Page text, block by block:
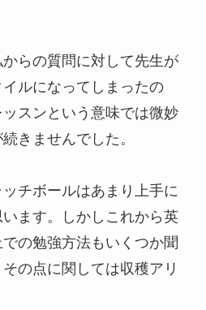
らの質問に対して先生が
ルになってしまったの
スンという意味では微妙
きませんでした。
チボールはあまり上手に
ます。しかしこれから英
の勉強方法もいくつか聞
の点に関しては収穫アリ